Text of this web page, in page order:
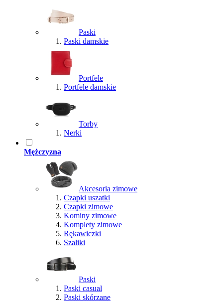
Paski
Paski damskie
Portfele
Portfele damskie
Torby
Nerki
Mężczyzna
Akcesoria zimowe
Czapki uszatki
Czapki zimowe
Kominy zimowe
Komplety zimowe
Rękawiczki
Szaliki
Paski
Paski casual
Paski skórzane